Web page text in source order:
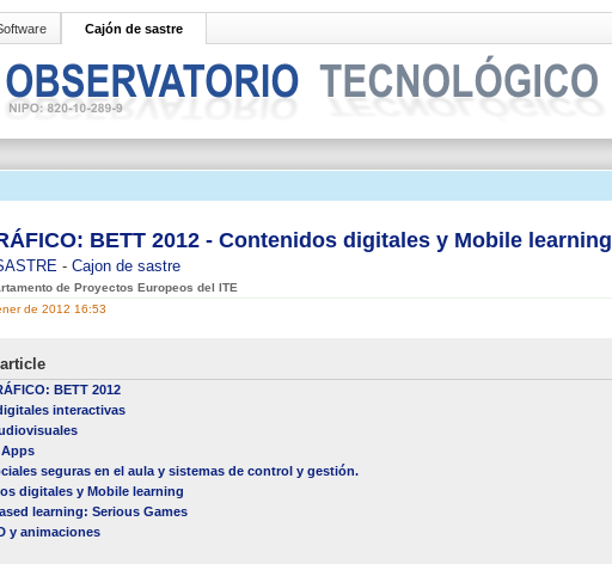
Cajón de sastre
BETT 2012 - Contenidos digitales y Mobile learning
- Cajon de sastre
de Proyectos Europeos del ITE
de 2012 16:53
BETT 2012
interactivas
Apps
seguras en el aula y sistemas de control y gestión.
digitales y Mobile learning
learning: Serious Games
y animaciones